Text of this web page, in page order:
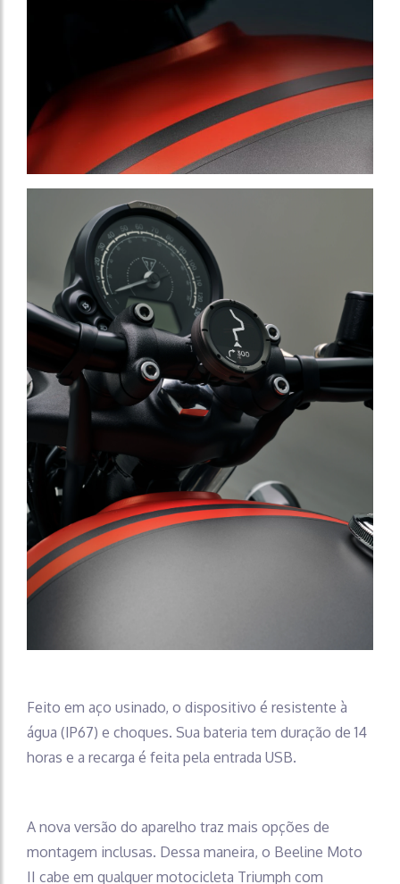
Feito em aço usinado, o dispositivo é resistente à
água (IP67) e choques. Sua bateria tem duração de 14
horas e a recarga é feita pela entrada USB.
A nova versão do aparelho traz mais opções de
montagem inclusas. Dessa maneira, o Beeline Moto
II cabe em qualquer motocicleta Triumph com